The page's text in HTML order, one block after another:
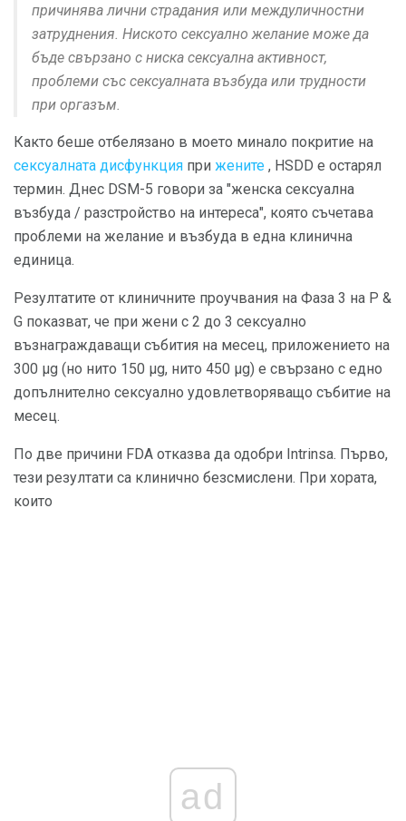
причинява лични страдания или междуличностни
затруднения. Ниското сексуално желание може да
бъде свързано с ниска сексуална активност,
проблеми със сексуалната възбуда или трудности
при оргазъм.
Както беше отбелязано в моето минало покритие на
сексуалната дисфункция при жените , HSDD е остарял
термин. Днес DSM-5 говори за "женска сексуална
възбуда / разстройство на интереса", която съчетава
проблеми на желание и възбуда в една клинична
единица.
Резултатите от клиничните проучвания на Фаза 3 на P &
G показват, че при жени с 2 до 3 сексуално
възнаграждаващи събития на месец, приложението на
300 μg (но нито 150 μg, нито 450 μg) е свързано с едно
допълнително сексуално удовлетворяващо събитие на
месец.
По две причини FDA отказва да одобри Intrinsa. Първо,
тези резултати са клинично безсмислени. При хората,
които
ad